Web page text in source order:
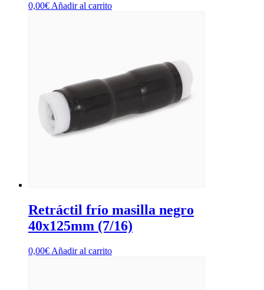
0,00€Añadir al carrito
Retráctil frío masilla negro
40x125mm (7/16)
0,00€ Añadir al carrito